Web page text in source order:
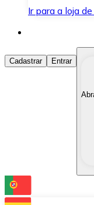
Ir para a loja
Comprar
Compre as
Converta
Troque uma
Cadastrar Entrar